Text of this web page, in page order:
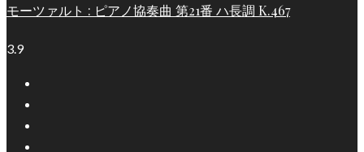
モーツァルト : ピアノ協奏曲 第21番 ハ長調 K.467
3.9